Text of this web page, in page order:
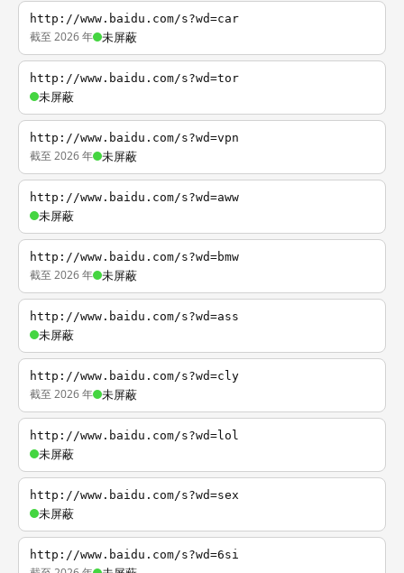
http://www.baidu.com/s?wd=car
截至 2026 年 未屏蔽
http://www.baidu.com/s?wd=tor
未屏蔽
http://www.baidu.com/s?wd=vpn
截至 2026 年 未屏蔽
http://www.baidu.com/s?wd=aww
未屏蔽
http://www.baidu.com/s?wd=bmw
截至 2026 年 未屏蔽
http://www.baidu.com/s?wd=ass
未屏蔽
http://www.baidu.com/s?wd=cly
截至 2026 年 未屏蔽
http://www.baidu.com/s?wd=lol
未屏蔽
http://www.baidu.com/s?wd=sex
未屏蔽
http://www.baidu.com/s?wd=6si